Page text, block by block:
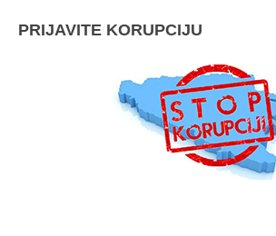
PRIJAVITE KORUPCIJU